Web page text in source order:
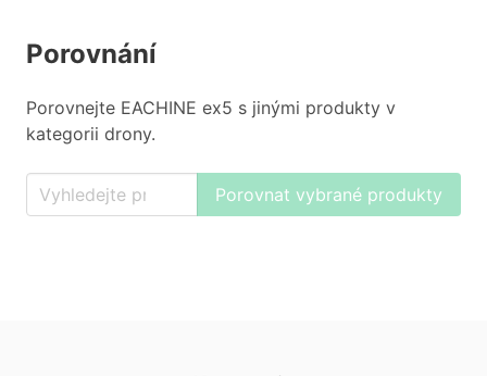
Porovnání
Porovnejte EACHINE ex5 s jinými produkty v
kategorii drony.
Porovnat vybrané produkty